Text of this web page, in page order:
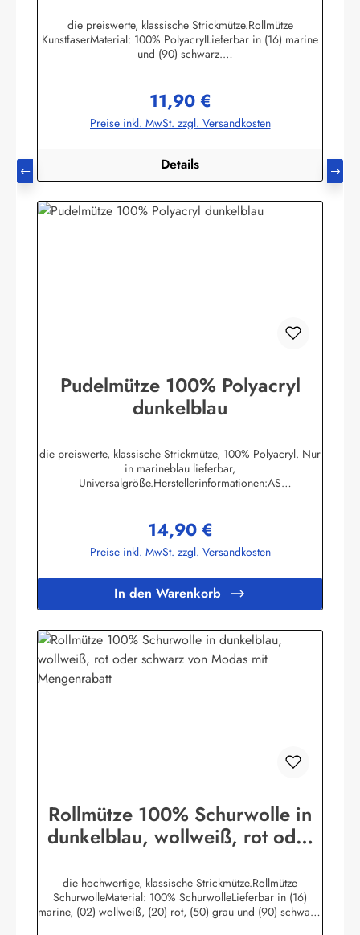
die preiswerte, klassische Strickmütze.Rollmütze
KunstfaserMaterial: 100% PolyacrylLieferbar in (16) marine
und (90) schwarz.
bekleidung.de
Regulärer Preis:
11,90 €
Preise inkl. MwSt. zzgl. Versandkosten
Details
Pudelmütze 100% Polyacryl
dunkelblau
die preiswerte, klassische Strickmütze, 100% Polyacryl. Nur
in marineblau lieferbar,
Universalgröße.Herstellerinformationen:AS
Regulärer Preis:
14,90 €
Preise inkl. MwSt. zzgl. Versandkosten
In den Warenkorb
Rollmütze 100% Schurwolle in
dunkelblau, wollweiß, rot oder
Mengenrabatt
die hochwertige, klassische Strickmütze.Rollmütze
SchurwolleMaterial: 100% SchurwolleLieferbar in (16)
marine, (02) wollweiß, (20) rot, (50) grau und (90) schwarz.